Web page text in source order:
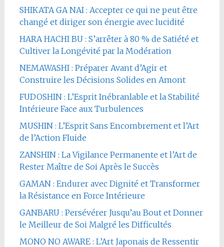
SHIKATA GA NAI : Accepter ce qui ne peut être
changé et diriger son énergie avec lucidité
HARA HACHI BU : S’arrêter à 80 % de Satiété et
Cultiver la Longévité par la Modération
NEMAWASHI : Préparer Avant d’Agir et
Construire les Décisions Solides en Amont
FUDOSHIN : L’Esprit Inébranlable et la Stabilité
Intérieure Face aux Turbulences
MUSHIN : L’Esprit Sans Encombrement et l’Art
de l’Action Fluide
ZANSHIN : La Vigilance Permanente et l’Art de
Rester Maître de Soi Après le Succès
GAMAN : Endurer avec Dignité et Transformer
la Résistance en Force Intérieure
GANBARU : Persévérer Jusqu’au Bout et Donner
le Meilleur de Soi Malgré les Difficultés
MONO NO AWARE : L’Art Japonais de Ressentir